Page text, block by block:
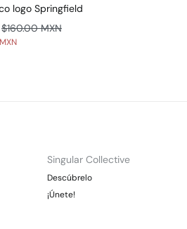
logo Springfield
$160.00 MXN
Singular Collective
Descúbrelo
¡Únete!